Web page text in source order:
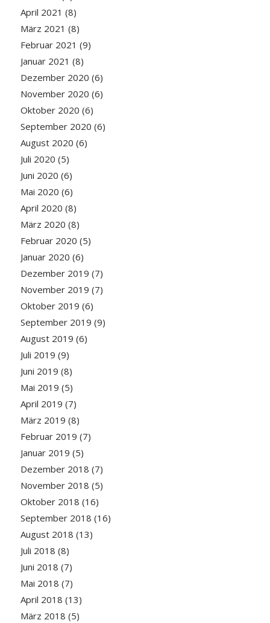
April 2021 (8)
März 2021 (8)
Februar 2021 (9)
Januar 2021 (8)
Dezember 2020 (6)
November 2020 (6)
Oktober 2020 (6)
September 2020 (6)
August 2020 (6)
Juli 2020 (5)
Juni 2020 (6)
Mai 2020 (6)
April 2020 (8)
März 2020 (8)
Februar 2020 (5)
Januar 2020 (6)
Dezember 2019 (7)
November 2019 (7)
Oktober 2019 (6)
September 2019 (9)
August 2019 (6)
Juli 2019 (9)
Juni 2019 (8)
Mai 2019 (5)
April 2019 (7)
März 2019 (8)
Februar 2019 (7)
Januar 2019 (5)
Dezember 2018 (7)
November 2018 (5)
Oktober 2018 (16)
September 2018 (16)
August 2018 (13)
Juli 2018 (8)
Juni 2018 (7)
Mai 2018 (7)
April 2018 (13)
März 2018 (5)